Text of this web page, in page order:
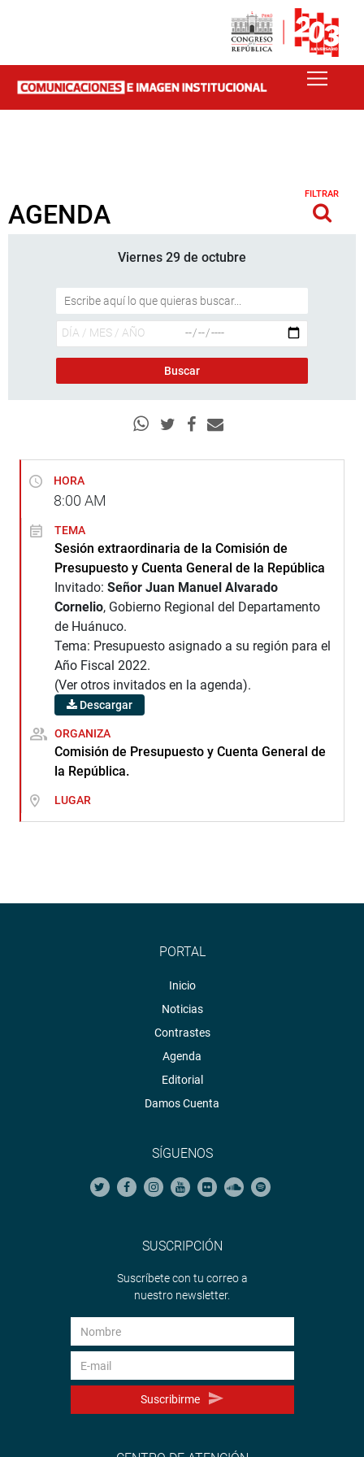
AGENDA
FILTRAR
Viernes 29 de octubre
HORA
8:00 AM
TEMA
Sesión extraordinaria de la Comisión de
Presupuesto y Cuenta General de la República
Invitado: Señor Juan Manuel Alvarado
Cornelio, Gobierno Regional del Departamento
de Huánuco.
Tema: Presupuesto asignado a su región para el
Año Fiscal 2022.
(Ver otros invitados en la agenda).
Descargar
ORGANIZA
Comisión de Presupuesto y Cuenta General de
la República.
LUGAR
PORTAL
Inicio
Noticias
Contrastes
Agenda
Editorial
Damos Cuenta
SÍGUENOS
SUSCRIPCIÓN
Suscríbete con tu correo a
nuestro newsletter.
Suscribirme